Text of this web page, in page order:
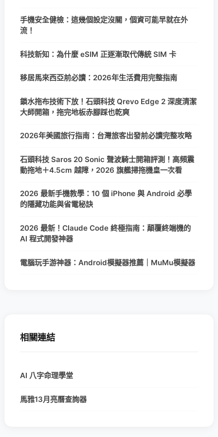
手機安全健檢：這幾個設定沒關，個資可能早就在外
流！
科技新知：為什麼 eSIM 正逐漸取代傳統 SIM 卡
移居馬來西亞前必讀：2026年生活費用完整指南
鎖水拖布技術下放！石頭科技 Qrevo Edge 2 深度清潔
大師開箱，拖完地板赤腳踩也乾爽
2026年美國旅行指南：台灣旅客出發前必讀完整攻略
石頭科技 Saros 20 Sonic 聲波騎士開箱評測！高頻震
動拖地＋4.5cm 越障，2026 旗艦掃拖機皇一次看
2026 最新手機教學：10 個 iPhone 與 Android 必學
的隱藏功能與省電秘訣
2026 最新！Claude Code 終極指南：顛覆終端機的
AI 程式開發神器
電腦玩手游神器：Android模擬器推薦｜MuMu模擬器
相關連結
AI 八字命理學堂
馬雅13月亮曆查詢器